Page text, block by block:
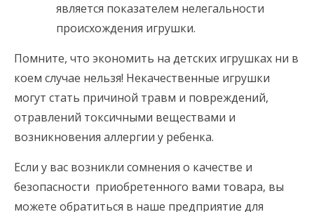
является показателем нелегальности
происхождения игрушки.
Помните, что экономить на детских игрушках ни в
коем случае нельзя! Некачественные игрушки
могут стать причиной травм и повреждений,
отравлений токсичными веществами и
возникновения аллергии у ребенка.
Если у вас возникли сомнения о качестве и
безопасности приобретенного вами товара, вы
можете обратиться в наше предприятие для